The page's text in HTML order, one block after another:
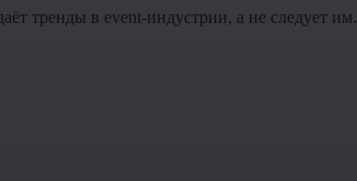
тренды в event-индустрии, а не следует им.